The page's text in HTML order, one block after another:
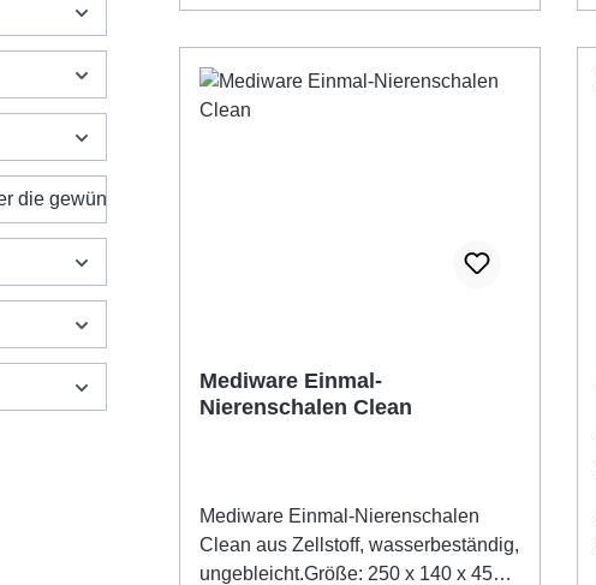
die gewünschte Variante an:
Mediware Einmal-
Nierenschalen Clean
Mediware Einmal-Nierenschalen
Clean aus Zellstoff, wasserbeständig,
ungebleicht.Größe: 250 x 140 x 45